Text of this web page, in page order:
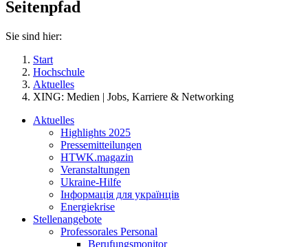
Seitenpfad
Sie sind hier:
Start
Hochschule
Aktuelles
XING: Medien | Jobs, Karriere & Networking
Aktuelles
Highlights 2025
Pressemitteilungen
HTWK.magazin
Veranstaltungen
Ukraine-Hilfe
Інформація для українців
Energiekrise
Stellenangebote
Professorales Personal
Berufungsmonitor